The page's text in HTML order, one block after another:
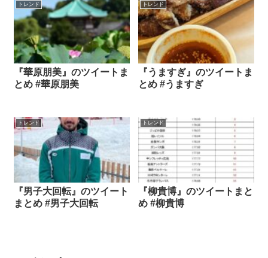
トレンド
『華原朋美』のツイートま
とめ #華原朋美
トレンド
『うますぎ』のツイートま
とめ #うますぎ
トレンド
『男子大回転』のツイート
まとめ #男子大回転
トレンド
『柳貴博』のツイートまと
め #柳貴博